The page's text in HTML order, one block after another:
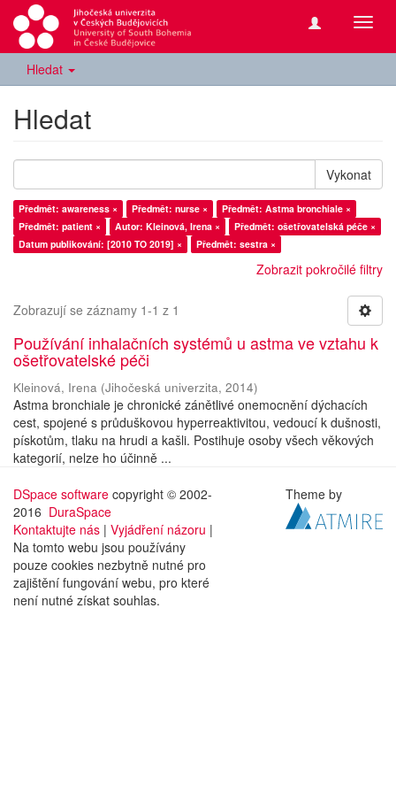
Hledat
Hledat
Vykonat
Předmět: awareness × Předmět: nurse ×
Předmět: Astma bronchiale ×
Předmět: patient ×
Autor: Kleinová, Irena ×
Předmět: ošetřovatelská péče ×
Datum publikování: [2010 TO 2019] ×
Předmět: sestra ×
Zobrazit pokročilé filtry
Zobrazují se záznamy 1-1 z 1
Používání inhalačních systémů u astma ve vztahu k
ošetřovatelské péči
Kleinová, Irena (Jihočeská univerzita, 2014)
Astma bronchiale je chronické zánětlivé onemocnění dýchacích
cest, spojené s průduškovou hyperreaktivitou, vedoucí k dušnosti,
pískotům, tlaku na hrudi a kašli. Postihuje osoby všech věkových
kategorií, nelze ho účinně ...
DSpace software copyright © 2002-
2016 DuraSpace
Kontaktujte nás | Vyjádření názoru |
Na tomto webu jsou používány
pouze cookies nezbytně nutné pro
zajištění fungování webu, pro které
není nutné získat souhlas.
Theme by